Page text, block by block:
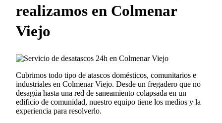
realizamos en Colmenar
Viejo
Cubrimos todo tipo de atascos domésticos, comunitarios e
industriales en Colmenar Viejo. Desde un fregadero que no
desagüa hasta una red de saneamiento colapsada en un
edificio de comunidad, nuestro equipo tiene los medios y la
experiencia para resolverlo.